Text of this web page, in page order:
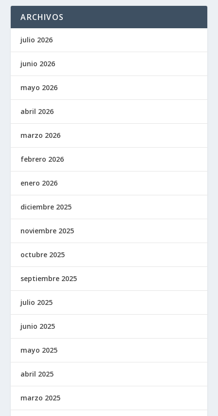
ARCHIVOS
julio 2026
junio 2026
mayo 2026
abril 2026
marzo 2026
febrero 2026
enero 2026
diciembre 2025
noviembre 2025
octubre 2025
septiembre 2025
julio 2025
junio 2025
mayo 2025
abril 2025
marzo 2025